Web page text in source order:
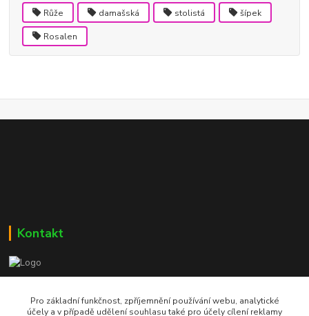
Růže damašská stolistá šípek
Rosalen
Kontakt
604 729 587
Pro základní funkčnost, zpříjemnění používání webu, analytické
účely a v případě udělení souhlasu také pro účely cílení reklamy